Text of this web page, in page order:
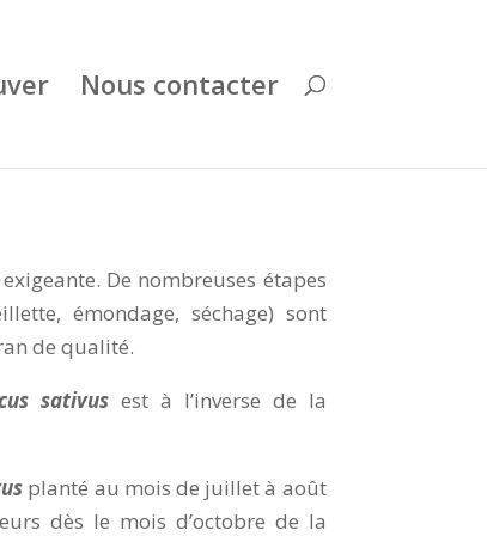
Nous contacter
De nombreuses étapes
émondage, séchage) sont
de qualité.
sativusest à l’inverse de la
planté au mois de juillet à août
dès le mois d’octobre de la